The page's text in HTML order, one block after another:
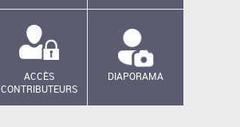
ACCÈS
CONTRIBUTEURS
DIAPORAMA